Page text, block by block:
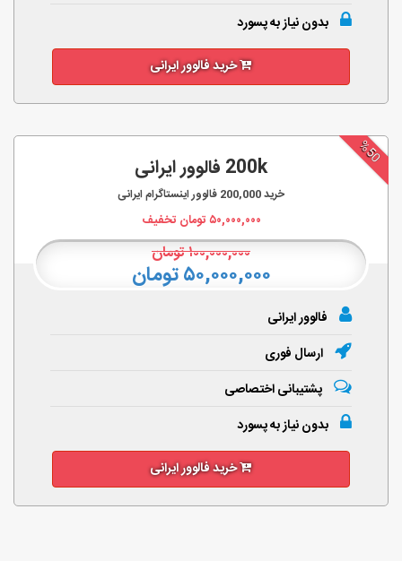
بدون نیاز به پسورد
خرید فالوور ایرانی
%50
200k فالوور ایرانی
خرید200,000 فالوور اینستاگرام ایرانی
۵۰,۰۰۰,۰۰۰تومان تخفیف
۱۰۰,۰۰۰,۰۰۰تومان
۵۰,۰۰۰,۰۰۰ تومان
فالوور ایرانی
ارسال فوری
پشتیبانی اختصاصی
بدون نیاز به پسورد
خرید فالوور ایرانی